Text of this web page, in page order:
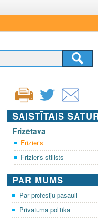
SAISTĪTAIS
Frizētava
Frizieris
Frizieris stilists
PAR MUMS
Par profesiju pasauli
Privātuma politika